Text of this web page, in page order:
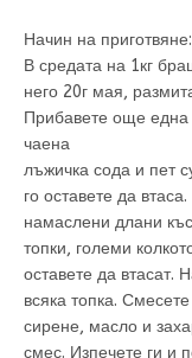
Начин на приготвяне:
В средата на 1кг
него 20г мая,
Прибавете още
чаена
лъжичка сода и пет
го оставете да
намаслени длани
топки, големи
оставете да втасат.
всяка топка.
сирене, масло и
смес. Изпечете ги и